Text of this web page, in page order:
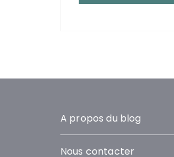
A propos du blog
Nous contacter